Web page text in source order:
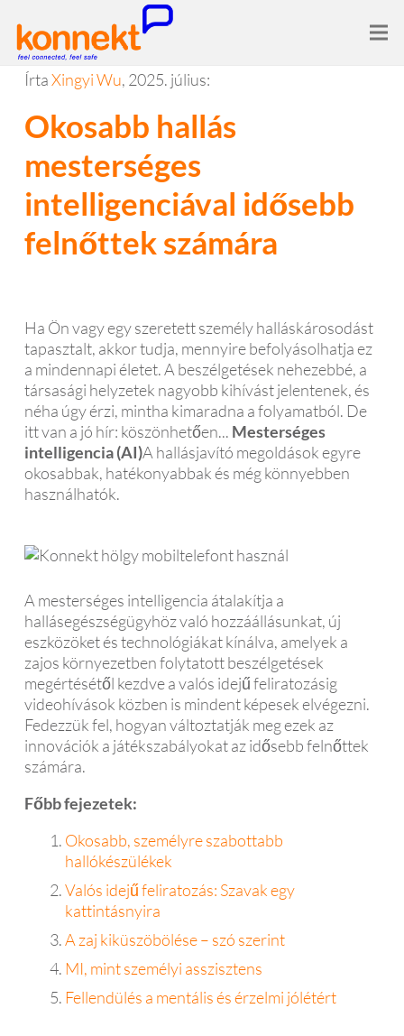
ÍrtaXingyi Wu, 2025. július:
Okosabb hallás
mesterséges
intelligenciával idősebb
felnőttek számára
Ha Ön vagy egy szeretett személy halláskárosodást
tapasztalt, akkor tudja, mennyire befolyásolhatja ez
a mindennapi életet. A beszélgetések nehezebbé, a
társasági helyzetek nagyobb kihívást jelentenek, és
néha úgy érzi, mintha kimaradna a folyamatból. De
itt van a jó hír: köszönhetően... Mesterséges
intelligencia (AI)A hallásjavító megoldások egyre
okosabbak, hatékonyabbak és még könnyebben
használhatók.
A mesterséges intelligencia átalakítja a
hallásegészségügyhöz való hozzáállásunkat, új
eszközöket és technológiákat kínálva, amelyek a
zajos környezetben folytatott beszélgetések
megértésétől kezdve a valós idejű feliratozásig
videohívások közben is mindent képesek elvégezni.
Fedezzük fel, hogyan változtatják meg ezek az
innovációk a játékszabályokat az idősebb felnőttek
számára.
Főbb fejezetek:
Okosabb, személyre szabottabb
hallókészülékek
Valós idejű feliratozás: Szavak egy
kattintásnyira
A zaj kiküszöbölése – szó szerint
MI, mint személyi asszisztens
Fellendülés a mentális és érzelmi jólétért